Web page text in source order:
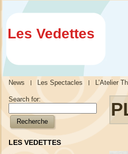
Les Vedettes
News Les Spectacles L’Atelier
Search for:
LES VEDETTES